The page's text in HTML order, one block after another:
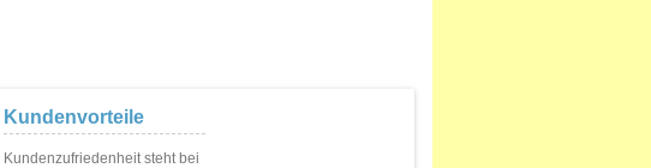
Kundenvorteile
Kundenzufriedenheit steht bei